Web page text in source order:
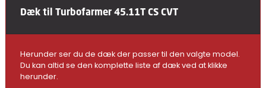
Dæk til Turbofarmer 45.11T CS CVT
Herunder ser du de dæk der passer til den valgte model.
Du kan altid se den komplette liste af dæk ved at klikke
herunder.